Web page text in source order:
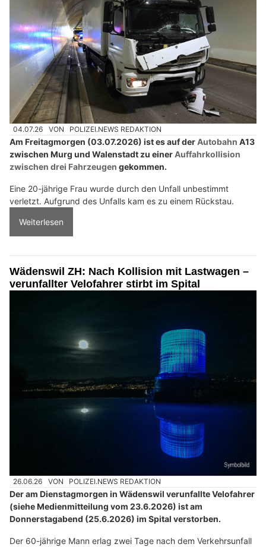
04.07.26 VON POLIZEI.NEWS REDAKTION
Am Freitagmorgen (03.07.2026) ist es auf derAutobahn A13
zwischen Murg und Walenstadt zu einerAuffahrkollision
zwischen drei Fahrzeugen gekommen.
Eine 20-jährige Frau wurde durch den Unfall unbestimmt
verletzt. Aufgrund des Unfalls kam es zu einem Rückstau.
Weiterlesen
Wädenswil ZH: Nach Kollision mit Lastwagen –
verunfallter Velofahrer stirbt im Spital
26.06.26 VON POLIZEI.NEWS REDAKTION
Der am Dienstagmorgen in Wädenswil verunfallte Velofahrer
(siehe Medienmitteilung vom 23.6.2026) ist am
Donnerstagabend (25.6.2026) im Spital verstorben.
Der 60-jährige Mann erlag zwei Tage nach dem Verkehrsunfall